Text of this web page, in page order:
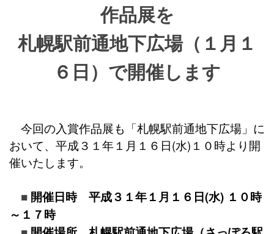
作品展を
札幌駅前通地下広場（１月１
６日）で開催します
今回の入賞作品展も「札幌駅前通地下広場」に
おいて、平成３１年１月１６日(水)１０時より開
催いたします。
■ 開催日時 平成３１年１月１６日(水) １０時
～１７時